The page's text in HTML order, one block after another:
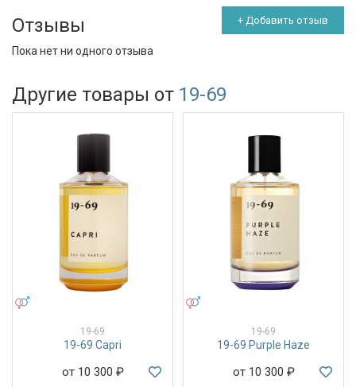
Отзывы + Добавить отзыв
Пока нет ни одного отзыва
Другие товары от 19-69
19-69
19-69 Capri
от 10 300 ₽
19-69
19-69 Purple Haze
от 10 300 ₽